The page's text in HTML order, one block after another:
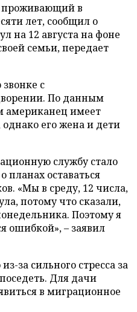
проживающий в
лет, сообщил о
на 12 августа на фоне
семьи, передает
звонке с
По данным
американец имеет
однако его жена и дети
службу стало
планах оставаться
«Мы в среду, 12 числа,
потому что сказали,
Поэтому я
ошибкой», – заявил
за сильного стресса за
Для дачи
в миграционное